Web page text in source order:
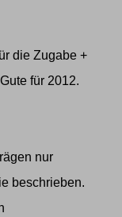
die Zugabe +
für 2012.
nur
beschrieben.